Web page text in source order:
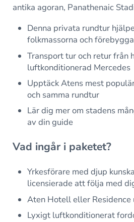
antika agoran, Panathenaic
Denna privata rundtur
folkmassorna och
Transport tur och retur från
luftkonditionerad Mercedes
Upptäck Atens mest
och samma rundtur
Lär dig mer om stadens
av din guide
Vad ingår i paketet?
Yrkesförare med djup
licensierade att följa med
Aten Hotell eller
Lyxigt luftkonditionerat